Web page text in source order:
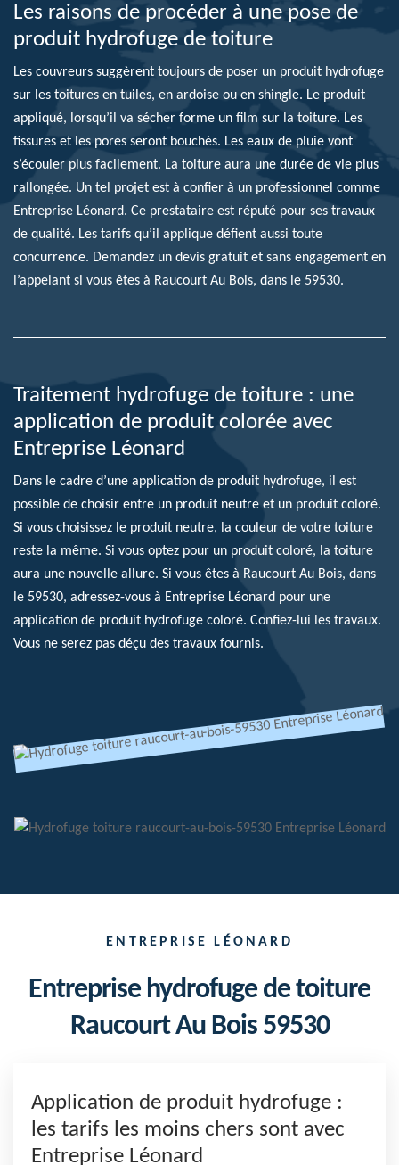
Les raisons de procéder à une pose de
produit hydrofuge de toiture
Les couvreurs suggèrent toujours de poser un produit hydrofuge
sur les toitures en tuiles, en ardoise ou en shingle. Le produit
appliqué, lorsqu’il va sécher forme un film sur la toiture. Les
fissures et les pores seront bouchés. Les eaux de pluie vont
s’écouler plus facilement. La toiture aura une durée de vie plus
rallongée. Un tel projet est à confier à un professionnel comme
Entreprise Léonard. Ce prestataire est réputé pour ses travaux
de qualité. Les tarifs qu’il applique défient aussi toute
concurrence. Demandez un devis gratuit et sans engagement en
l’appelant si vous êtes à Raucourt Au Bois, dans le 59530.
Traitement hydrofuge de toiture : une
application de produit colorée avec
Entreprise Léonard
Dans le cadre d’une application de produit hydrofuge, il est
possible de choisir entre un produit neutre et un produit coloré.
Si vous choisissez le produit neutre, la couleur de votre toiture
reste la même. Si vous optez pour un produit coloré, la toiture
aura une nouvelle allure. Si vous êtes à Raucourt Au Bois, dans
le 59530, adressez-vous à Entreprise Léonard pour une
application de produit hydrofuge coloré. Confiez-lui les travaux.
Vous ne serez pas déçu des travaux fournis.
ENTREPRISE LÉONARD
Entreprise hydrofuge de toiture
Raucourt Au Bois 59530
Application de produit hydrofuge :
les tarifs les moins chers sont avec
Entreprise Léonard